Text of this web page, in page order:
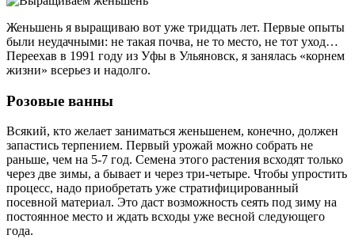
Женьшень я выращиваю вот уже тридцать лет. Первые опыты
были неудачными: не такая почва, не то место, не тот уход…
Переехав в 1991 году из Уфы в Ульяновск, я занялась «корнем
жизни» всерьез и надолго.
Розовые ванны
Всякий, кто желает заниматься женьшенем, конечно, должен
запастись терпением. Первый урожай можно собрать не
раньше, чем на 5-7 год. Семена этого растения всходят только
через две зимы, а бывает и через три-четыре. Чтобы упростить
процесс, надо приобретать уже стратифицированный
посевной материал. Это даст возможность сеять под зиму на
постоянное место и ждать всходы уже весной следующего
года.